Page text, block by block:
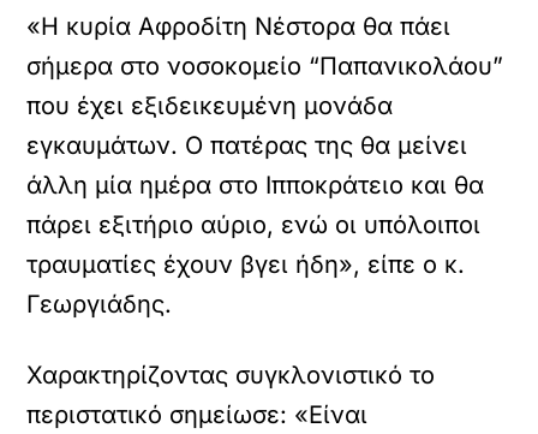
«Η κυρία Αφροδίτη Νέστορα θα πάει
σήμερα στο νοσοκομείο “Παπανικολάου”
που έχει εξιδεικευμένη μονάδα
εγκαυμάτων. Ο πατέρας της θα μείνει
άλλη μία ημέρα στο Ιπποκράτειο και θα
πάρει εξιτήριο αύριο, ενώ οι υπόλοιποι
τραυματίες έχουν βγει ήδη», είπε ο κ.
Γεωργιάδης.
Χαρακτηρίζοντας συγκλονιστικό το
περιστατικό σημείωσε: «Είναι